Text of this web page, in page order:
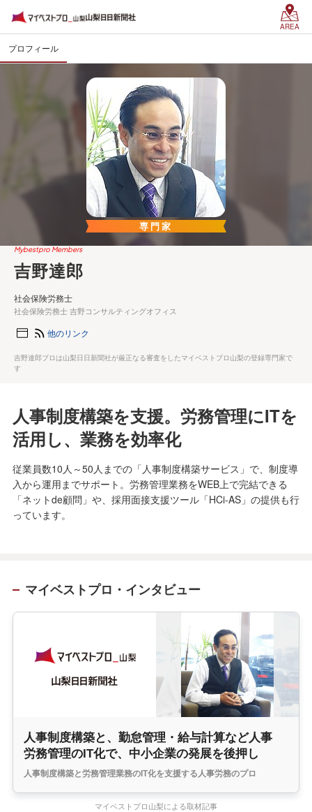
AREA
プロフィール
専門家
Mybestpro Members
吉野達郎
社会保険労務士
社会保険労務士 吉野コンサルティングオフィス
他のリンク
吉野達郎プロは山梨日日新聞社が厳正なる審査をしたマイベストプロ山梨の登録専門家で
す
人事制度構築を支援。労務管理にITを
活用し、業務を効率化
従業員数10人～50人までの「人事制度構築サービス」で、制度導
入から運用までサポート。労務管理業務をWEB上で完結できる
「ネットde顧問」や、採用面接支援ツール「HCi-AS」の提供も行
っています。
マイベストプロ・インタビュー
人事制度構築と、勤怠管理・給与計算など人事
労務管理のIT化で、中小企業の発展を後押し
人事制度構築と労務管理業務のIT化を支援する人事労務のプロ
マイベストプロ山梨による取材記事